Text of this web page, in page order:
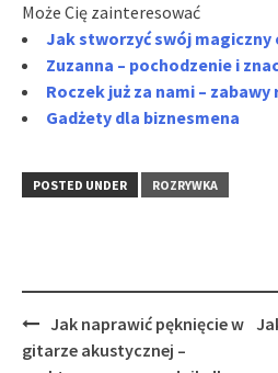
Może Cię zainteresować
Jak stworzyć swój magiczny
Zuzanna – pochodzenie i
Roczek już za nami –
Gadżety dla biznesmena
POSTED UNDER ROZRYWKA
Post
navigation
Jak naprawić pęknięcie w
gitarze akustycznej –